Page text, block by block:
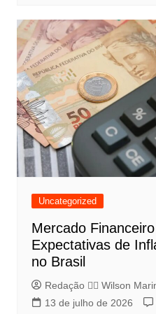
Uncategorized
Mercado
Expectativas de
no Brasil
Redação 👨‍⚖️​ Wilson
13 de julho de 2026